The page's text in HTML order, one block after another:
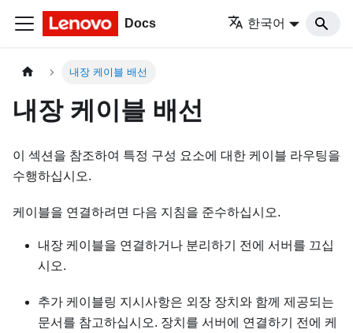
Docs 한국어
내장 케이블 배선
내장 케이블 배선
이 섹션을 참조하여 특정 구성 요소에 대한 케이블 라우팅을
수행하십시오.
케이블을 연결하려면 다음 지침을 준수하십시오.
내장 케이블을 연결하거나 분리하기 전에 서버를 끄십
시오.
추가 케이블링 지시사항은 외장 장치와 함께 제공되는
문서를 참고하십시오. 장치를 서버에 연결하기 전에 케